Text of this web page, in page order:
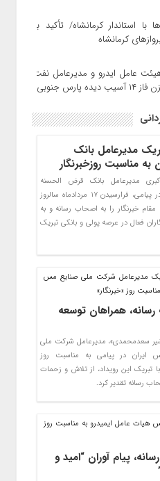
استاندار کرمانشاه/ تأکید بر
کرمانشاه
عامل ایدرو و مدیرعامل نفت
جنوبی
مدیرعامل بانک
به مناسبت روزخبرنگار
مدیرعامل بانک قرض الحسنه
مهرایران در پيامي، فرارسيدن ۱۷ مردادماه سالروز
خبرنگار را به اصحاب رسانه و به
فعال در عرصه پولي و بانکي تبريک
مدیرعامل شرکت ملی صنایع مس
روز «خبرنگار»
همراهان توسعه
سعدمحمدی»، مدیرعامل شرکت ملی
ایران در پیامی به مناسبت روز
با تبریک این رویداد، از تلاش و زحمات
رسانه تقدیر کرد.
هیات عامل ایمیدرو به مناسبت روز
پیام آوران “امید و